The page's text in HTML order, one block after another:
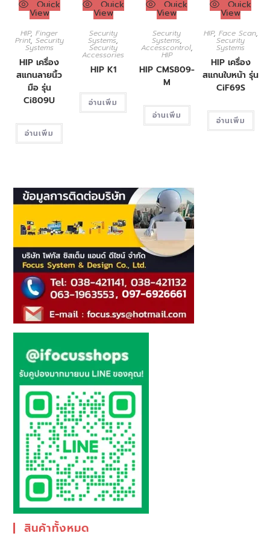
Quick
View
HIP,Finger
Print, Security
Systems
HIP เครื่อง
สแกนลายนิ้ว
มือ รุ่น
Ci809U
อ่านเพิ่ม
Quick
View
Security
Systems,
Security
Accessories
HIP K1
อ่านเพิ่ม
Quick
View
Security
Systems,
Accesscontrol,
HIP
HIP CMS809-
M
อ่านเพิ่ม
Quick
View
HIP, Face Scan,
Security
Systems
HIP เครื่อง
สแกนใบหน้า รุ่น
CiF69S
อ่านเพิ่ม
สินค้าทั้งหมด